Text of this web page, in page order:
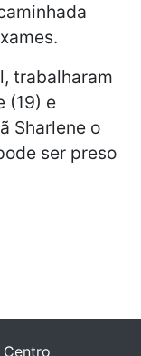
trabalharam
(19) e
Sharlene o
ser preso